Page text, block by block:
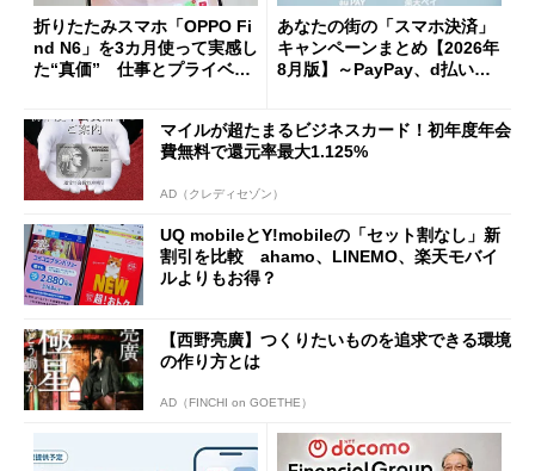
折りたたみスマホ「OPPO Fi
nd N6」を3カ月使って実感し
た“真価” 仕事とプライベー
あなたの街の「スマホ決済」
キャンペーンまとめ【2026年
8月版】～PayPay、d払い、a
マイルが超たまるビジネスカード！初年度年会
費無料で還元率最大1.125%
AD（クレディセゾン）
UQ mobileとY!mobileの「セット割なし」新
割引を比較 ahamo、LINEMO、楽天モバイ
ルよりもお得？
【西野亮廣】つくりたいものを追求できる環境
の作り方とは
AD（FINCHI on GOETHE）